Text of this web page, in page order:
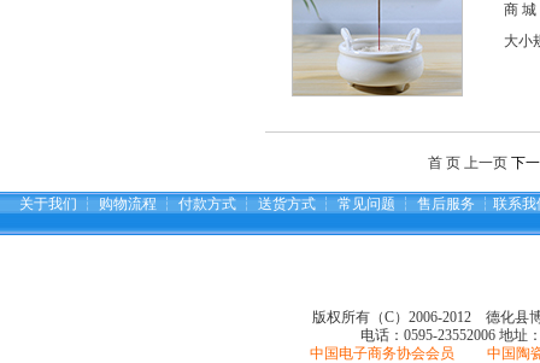
商 城
大小
首 页 上一页 下
关于我们 ┆ 购物流程 ┆ 付款方式 ┆ 送货方式 ┆ 常见问题 ┆ 售后服务 ┆ 联系我
版权所有（C）2006-2012 德化县
电话：0595-23552006 地址
中国电子商务协会会员 中国陶